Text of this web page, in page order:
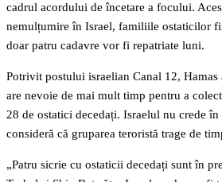
cadrul acordului de încetare a focului.
nemulțumire în Israel, familiile ostaticilor
doar patru cadavre vor fi repatriate luni.
Potrivit postului israelian Canal 12,
are nevoie de mai mult timp pentru a
28 de ostatici decedați. Israelul nu crede în
consideră că gruparea teroristă trage de
„Patru sicrie cu ostaticii decedați sunt în